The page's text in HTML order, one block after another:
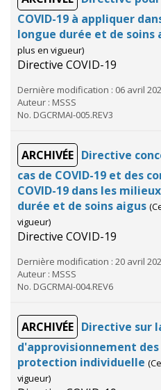
COVID-19 à appliquer
longue durée et de soins
plus en vigueur)
Directive COVID-19
Dernière modification : 06 avril
Auteur : MSSS
No. DGCRMAI-005.REV3
ARCHIVÉE Directive
cas de COVID-19 et des
COVID-19 dans les
durée et de soins aigus
vigueur)
Directive COVID-19
Dernière modification : 20 avril
Auteur : MSSS
No. DGCRMAI-004.REV6
ARCHIVÉE Directive sur
d'approvisionnement
protection individuelle
vigueur)